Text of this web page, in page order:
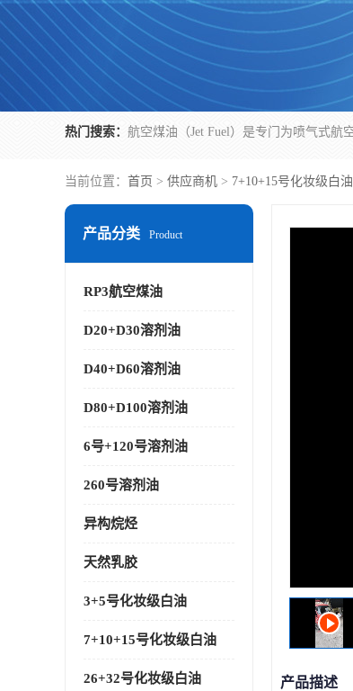
热门搜索：
当前位置： 首页 > 供应商机 > 7+10+15号化妆级白油
产品分类 Product
RP3航空煤油
D20+D30溶剂油
D40+D60溶剂油
D80+D100溶剂油
6号+120号溶剂油
260号溶剂油
异构烷烃
天然乳胶
3+5号化妆级白油
7+10+15号化妆级白油
26+32号化妆级白油 产品描述